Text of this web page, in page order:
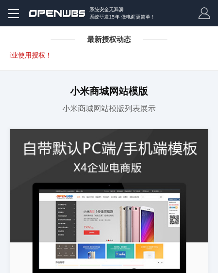
系统安全无漏洞
系统研发15年 做电商更简单！
最新授权动态
业使用授权！
小米商城网站模版
小米商城网站模版列表展示